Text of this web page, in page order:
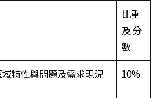
比重
及 分
數
特性與問題及需求現況
10%